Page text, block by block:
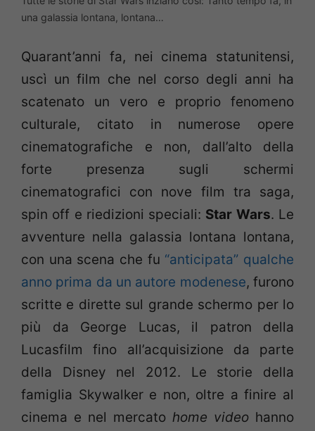
una galassia lontana, lontana…
Quarant’anni fa, nei cinema statunitensi,
uscì un film che nel corso degli anni ha
scatenato un vero e proprio fenomeno
culturale, citato in numerose opere
cinematografiche e non, dall’alto della
forte presenza sugli schermi
cinematografici con nove film tra saga,
spin off e riedizioni speciali: Star Wars. Le
avventure nella galassia lontana lontana,
con una scena che fu “anticipata” qualche
anno prima da un autore modenese, furono
scritte e dirette sul grande schermo per lo
più da George Lucas, il patron della
Lucasfilm fino all’acquisizione da parte
della Disney nel 2012. Le storie della
famiglia Skywalker e non, oltre a finire al
cinema e nel mercato home video hanno